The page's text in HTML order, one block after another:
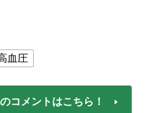
血圧
コメントはこちら！